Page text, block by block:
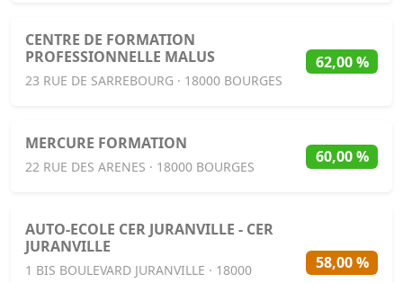
CENTRE DE FORMATION
PROFESSIONNELLE MALUS
23 RUE DE SARREBOURG · 18000 BOURGES
62,00 %
MERCURE FORMATION
22 RUE DES ARENES · 18000 BOURGES
60,00 %
AUTO-ECOLE CER JURANVILLE - CER
JURANVILLE
1 BIS BOULEVARD JURANVILLE · 18000
58,00 %